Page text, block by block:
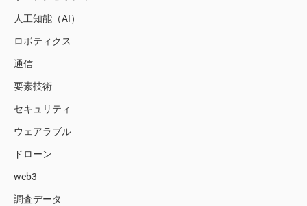
人工知能（AI）
ロボティクス
通信
要素技術
セキュリティ
ウェアラブル
ドローン
web3
調査データ